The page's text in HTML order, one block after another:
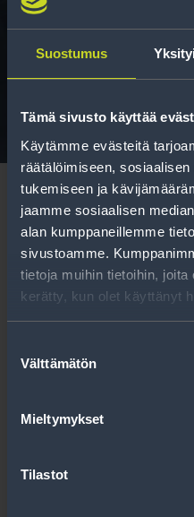
Suostumus
Tämä sivusto käyttää
Käytämme evästeitä
räätälöimiseen,
tukemiseen ja
jaamme sosiaalisen
alan kumppaneillemme
sivustoamme.
tietoja muihin tietoihin,
kerätty, kun olet käyttänyt
valinta
Välttämätön
Mieltymykset
Tilastot
Tavallisen ihmisen
niiden
Tilaa
Uutiskirjeessä saat
kausimuistutukset